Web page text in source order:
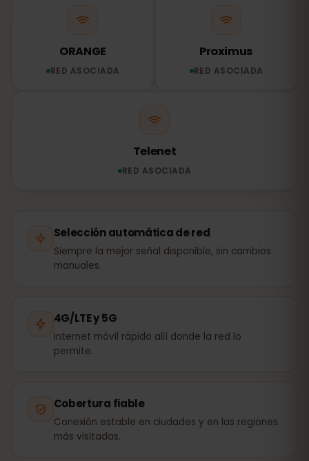
ORANGE
RED ASOCIADA
Proximus
RED ASOCIADA
Telenet
RED ASOCIADA
Selección automática de red
Siempre la mejor señal disponible, sin cambios
manuales.
4G/LTE y 5G
Internet móvil rápido allí donde la red lo
permite.
Cobertura fiable
Conexión estable en ciudades y en las regiones
más visitadas.